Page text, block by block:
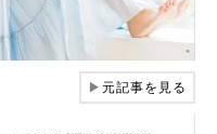
▶元記事を見る